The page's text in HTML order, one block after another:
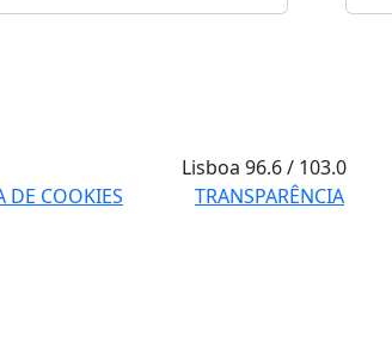
Lisboa96.6 / 103.0
DE COOKIES TRANSPARÊNCIA